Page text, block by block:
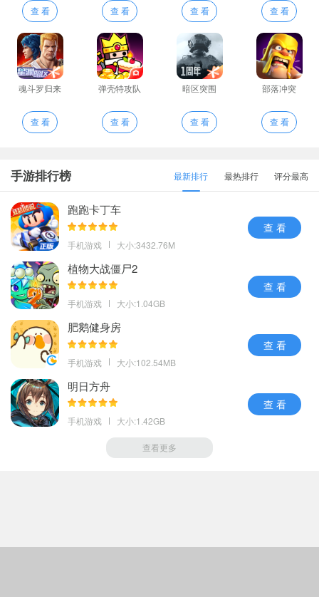
查 看 查 看 查 看 查 看
魂斗罗归来
查 看
弹壳特攻队
查 看
暗区突围
查 看
部落冲突
查 看
手游排行榜 最新排行 最热排行 评分最高
跑跑卡丁车
手机游戏 大小:3432.76M
查 看
植物大战僵尸2
手机游戏 大小:1.04GB
查 看
肥鹅健身房
手机游戏 大小:102.54MB
查 看
明日方舟
手机游戏 大小:1.42GB
查 看
查看更多